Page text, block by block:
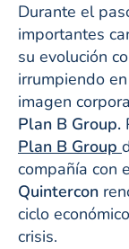
Durante el
importantes
su evolución
irrumpiendo
imagen
Plan B Group.
Plan B Group
compañía con
Quintercon
ciclo
crisis.